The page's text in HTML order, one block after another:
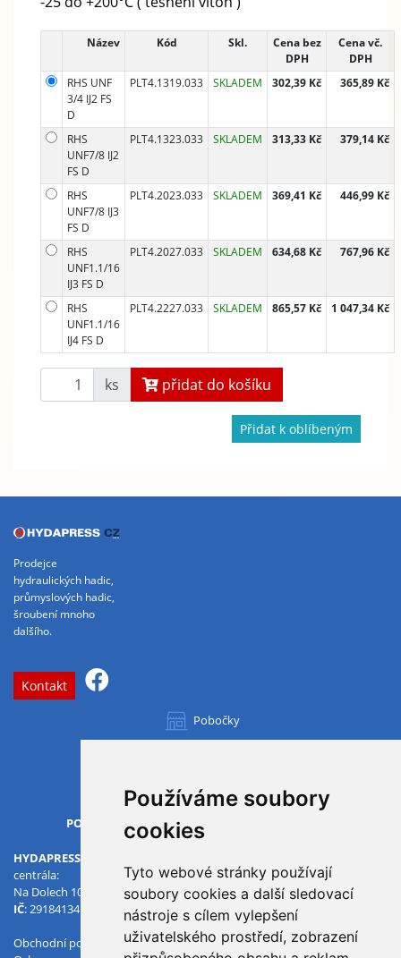
Používáme soubory
cookies
Tyto webové stránky používají
soubory cookies a další sledovací
nástroje s cílem vylepšení
uživatelského prostředí, zobrazení
Název Kód Skl.
Cena bez
DPH
Cena vč.
DPH
RHS UNF
3/4 IJ2 FS
D
PLT4.1319.033 SKLADEM 302,39 Kč 365,89 Kč
RHS
UNF7/8 IJ2
FS D
PLT4.1323.033 SKLADEM 313,33 Kč 379,14 Kč
RHS
UNF7/8 IJ3
FS D
PLT4.2023.033 SKLADEM 369,41 Kč 446,99 Kč
RHS
UNF1.1/16
IJ3 FS D
PLT4.2027.033 SKLADEM 634,68 Kč 767,96 Kč
RHS
UNF1.1/16
IJ4 FS D
PLT4.2227.033 SKLADEM 865,57 Kč 1 047,34 Kč
ks přidat do košíku
Přidat k oblíbeným
Prodejce
hydraulických hadic,
průmyslových hadic,
šroubení mnoho
dalšího.
Kontakt
Pobočky
OTVÍRACÍ DOBA
PO-PÁ
HYDAPRESS CZ s.r.o.
centrála:
Na Dolech 109 586 01 Jihlava
IČ: 29184134 : CZ29184134
Obchodní podmínky